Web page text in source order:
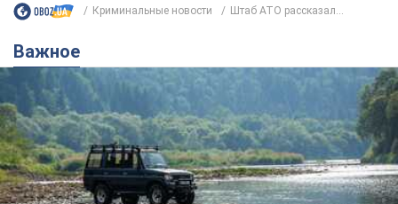
Криминальные новости Штаб АТО рассказал...
Важное